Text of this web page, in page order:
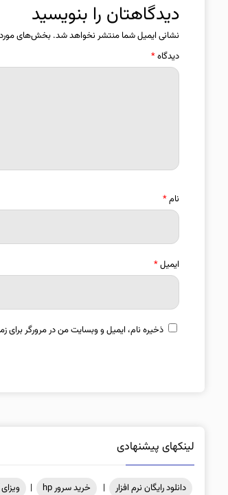
دیدگاهتان را بنویسید
نشانی ایمیل شما منتشر نخواهد شد. بخش‌های
دیدگاه*
نام*
ایمیل*
ذخیره نام، ایمیل و وبسایت من در مرورگر برای
لینکهای پیشنهادی
دانلود رایگان نرم افزار | خرید سرور hp |